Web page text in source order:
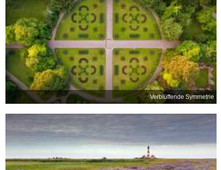
Verblüffende Symmetrie